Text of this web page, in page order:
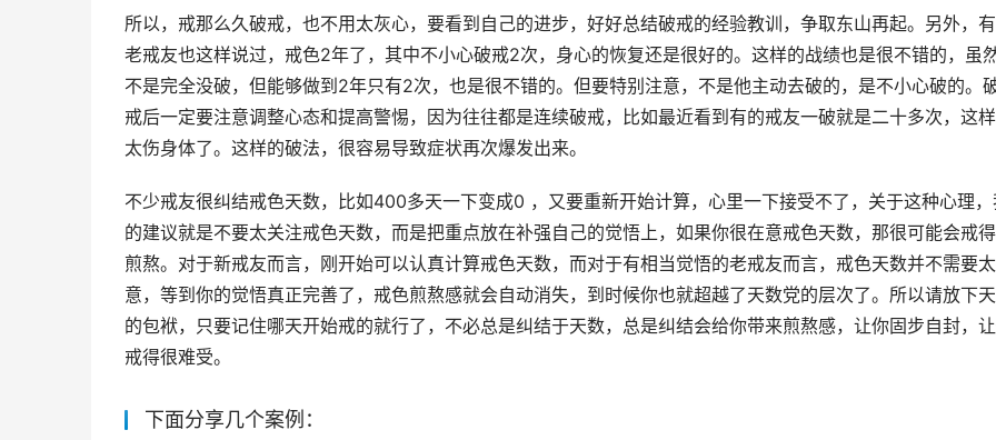
所以，戒那么久破戒，也不用太灰心，要看到自己的进步，好好总结破戒的经验教训，争取东山再起。另外，
老戒友也这样说过，戒色2年了，其中不小心破戒2次，身心的恢复还是很好的。这样的战绩也是很不错的，虽
不是完全没破，但能够做到2年只有2次，也是很不错的。但要特别注意，不是他主动去破的，是不小心破的。
戒后一定要注意调整心态和提高警惕，因为往往都是连续破戒，比如最近看到有的戒友一破就是二十多次，这
太伤身体了。这样的破法，很容易导致症状再次爆发出来。
不少戒友很纠结戒色天数，比如400多天一下变成0 ，又要重新开始计算，心里一下接受不了，关于这种心理
的建议就是不要太关注戒色天数，而是把重点放在补强自己的觉悟上，如果你很在意戒色天数，那很可能会戒
煎熬。对于新戒友而言，刚开始可以认真计算戒色天数，而对于有相当觉悟的老戒友而言，戒色天数并不需要
意，等到你的觉悟真正完善了，戒色煎熬感就会自动消失，到时候你也就超越了天数党的层次了。所以请放下
的包袱，只要记住哪天开始戒的就行了，不必总是纠结于天数，总是纠结会给你带来煎熬感，让你固步自封，
戒得很难受。
下面分享几个案例：